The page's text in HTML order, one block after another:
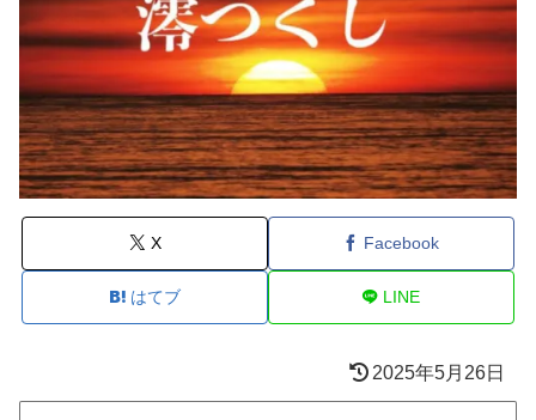
X Facebook
はてブ LINE
2025年5月26日